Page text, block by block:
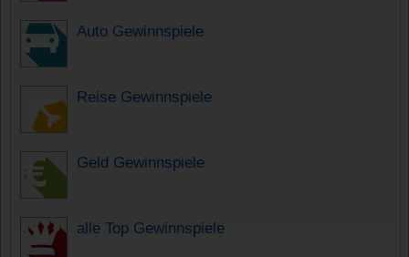
Auto Gewinnspiele
Reise Gewinnspiele
Geld Gewinnspiele
alle Top Gewinnspiele